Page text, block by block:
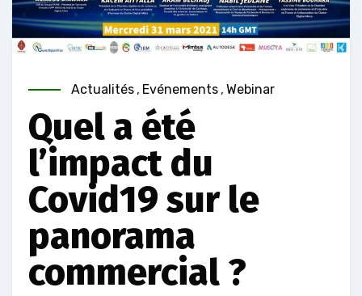
Actualités , Evénements , Webinar
Quel a été
l’impact du
Covid19 sur le
panorama
commercial ?